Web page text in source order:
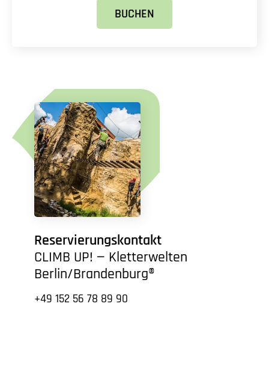
BUCHEN
Reservierungskontakt
CLIMB UP! — Kletterwelten
Berlin/Brandenburg®
+49 152 56 78 89 90